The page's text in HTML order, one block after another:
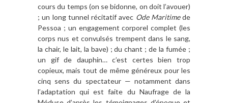
cours du temps (on se bidonne, on doit l’avouer)
; un long tunnel récitatif avec Ode Maritimede
Pessoa ; un engagement corporel complet (les
corps nus et convulsés trempent dans le sang,
la chair, le lait, la bave) ; du chant ; de la fumée ;
un gif de dauphin… c’est certes bien trop
copieux, mais tout de même généreux pour les
cinq sens du spectateur — notamment dans
l’adaptation qui est faite du Naufrage de la